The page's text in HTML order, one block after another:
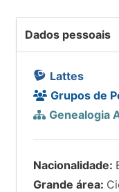
Dados pessoais
Lattes
Grupos de
Genealogia
Nacionalidade:
Grande área: